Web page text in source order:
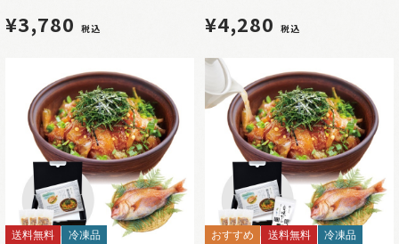
¥3,780 税込 ¥4,280 税込
送料無料 冷凍品 おすすめ 送料無料 冷凍品